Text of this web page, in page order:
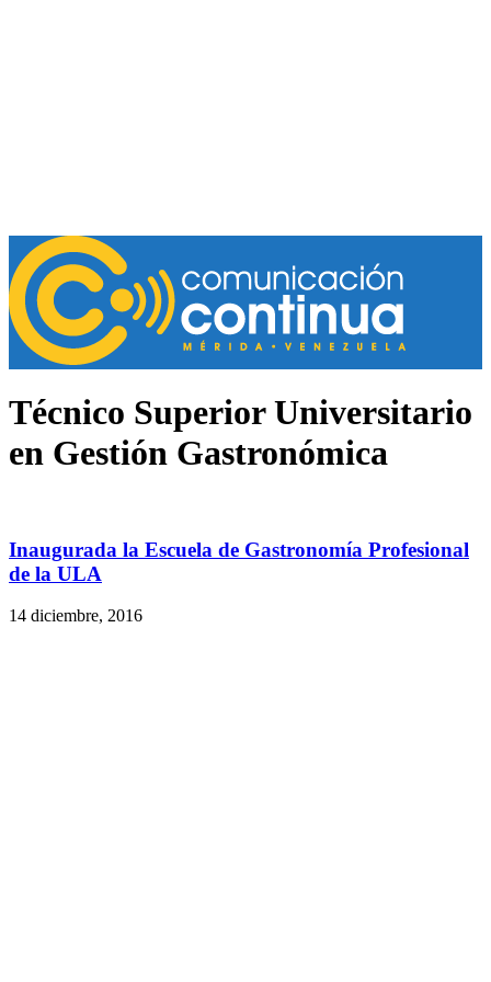
Técnico Superior Universitario
en Gestión Gastronómica
Inaugurada la Escuela de Gastronomía Profesional
de la ULA
14 diciembre, 2016